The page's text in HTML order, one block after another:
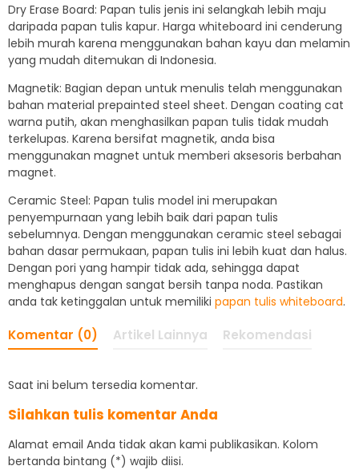
Dry Erase Board: Papan tulis jenis ini selangkah lebih maju
daripada papan tulis kapur. Harga whiteboard ini cenderung
lebih murah karena menggunakan bahan kayu dan melamin
yang mudah ditemukan di Indonesia.
Magnetik: Bagian depan untuk menulis telah menggunakan
bahan material prepainted steel sheet. Dengan coating cat
warna putih, akan menghasilkan papan tulis tidak mudah
terkelupas. Karena bersifat magnetik, anda bisa
menggunakan magnet untuk memberi aksesoris berbahan
magnet.
Ceramic Steel: Papan tulis model ini merupakan
penyempurnaan yang lebih baik dari papan tulis
sebelumnya. Dengan menggunakan ceramic steel sebagai
bahan dasar permukaan, papan tulis ini lebih kuat dan halus.
Dengan pori yang hampir tidak ada, sehingga dapat
menghapus dengan sangat bersih tanpa noda. Pastikan
anda tak ketinggalan untuk memiliki papan tulis whiteboard.
Komentar (0) Artikel Lainnya Rekomendasi
Saat ini belum tersedia komentar.
Silahkan tulis komentar Anda
Alamat email Anda tidak akan kami publikasikan. Kolom
bertanda bintang (*) wajib diisi.